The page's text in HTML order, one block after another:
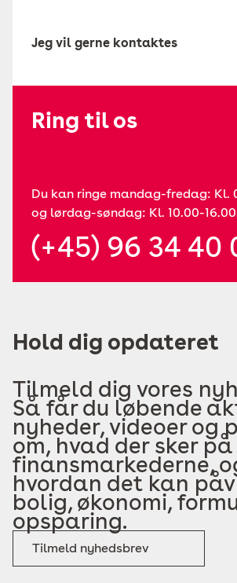
Jeg vil gerne kontaktes
Ring til os
Du kan ringe mandag-fredag: Kl.
og lørdag-søndag: Kl. 10.00-
(+45) 96 34 40
Hold dig opdateret
Tilmeld dig vores
Så får du løbende
nyheder, videoer og
om, hvad der sker
finansmarkederne,
hvordan det kan
bolig, økonomi,
opsparing.
Tilmeld nyhedsbrev